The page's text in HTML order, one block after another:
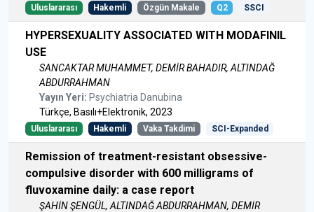
Uluslararası Hakemli Özgün Makale Q2 SSCI
HYPERSEXUALITY ASSOCIATED WITH MODAFINIL
USE
SANCAKTAR MUHAMMET, DEMİR BAHADIR, ALTINDAĞ
ABDURRAHMAN
Yayın Yeri: Psychiatria Danubina
Türkçe, Basılı+Elektronik, 2023
Uluslararası Hakemli Vaka Takdimi SCI-Expanded
Remission of treatment-resistant obsessive-
compulsive disorder with 600 milligrams of
fluvoxamine daily: a case report
ŞAHİN ŞENGÜL, ALTINDAĞ ABDURRAHMAN, DEMİR